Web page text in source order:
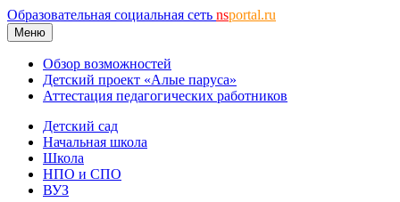
Образовательная социальная сеть nsportal.ru
Меню
Обзор возможностей
Детский проект «Алые паруса»
Аттестация педагогических работников
Детский сад
Начальная школа
Школа
НПО и СПО
ВУЗ